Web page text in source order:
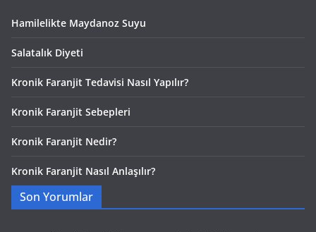
Hamilelikte Maydanoz Suyu
Salatalık Diyeti
Kronik Faranjit Tedavisi Nasıl Yapılır?
Kronik Faranjit Sebepleri
Kronik Faranjit Nedir?
Kronik Faranjit Nasıl Anlaşılır?
Son Yorumlar